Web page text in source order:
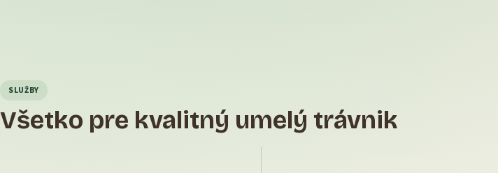
SLUŽBY
Všetko pre kvalitný umelý trávnik